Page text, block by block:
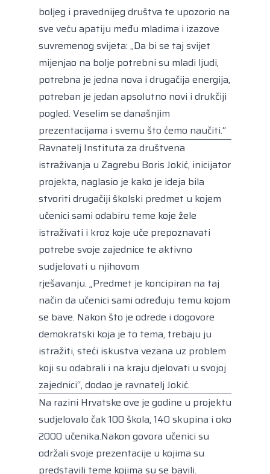
boljeg i pravednijeg društva te upozorio na
sve veću apatiju među mladima i izazove
suvremenog svijeta: „Da bi se taj svijet
mijenjao na bolje potrebni su mladi ljudi,
potrebna je jedna nova i drugačija energija,
potreban je jedan apsolutno novi i drukčiji
pogled. Veselim se današnjim
prezentacijama i svemu što ćemo naučiti.“
Ravnatelj Instituta za društvena
istraživanja u Zagrebu Boris Jokić, inicijator
projekta, naglasio je kako je ideja bila
stvoriti drugačiji školski predmet u kojem
učenici sami odabiru teme koje žele
istraživati i kroz koje uče prepoznavati
potrebe svoje zajednice te aktivno
sudjelovati u njihovom
rješavanju. „Predmet je koncipiran na taj
način da učenici sami određuju temu kojom
se bave. Nakon što je odrede i dogovore
demokratski koja je to tema, trebaju ju
istražiti, steći iskustva vezana uz problem
koji su odabrali i na kraju djelovati u svojoj
zajednici“, dodao je ravnatelj Jokić.
Na razini Hrvatske ove je godine u projektu
sudjelovalo čak 100 škola, 140 skupina i oko
2000 učenika.Nakon govora učenici su
održali svoje prezentacije u kojima su
predstavili teme kojima su se bavili.